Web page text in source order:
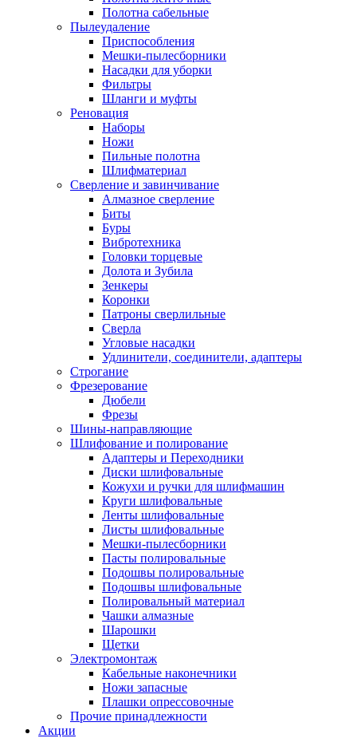
Полотна сабельные
Пылеудаление
Приспособления
Мешки-пылесборники
Насадки для уборки
Фильтры
Шланги и муфты
Реновация
Наборы
Ножи
Пильные полотна
Шлифматериал
Сверление и завинчивание
Алмазное сверление
Биты
Буры
Вибротехника
Головки торцевые
Долота и Зубила
Зенкеры
Коронки
Патроны сверлильные
Сверла
Угловые насадки
Удлинители, соединители, адаптеры
Строгание
Фрезерование
Дюбели
Фрезы
Шины-направляющие
Шлифование и полирование
Адаптеры и Переходники
Диски шлифовальные
Кожухи и ручки для шлифмашин
Круги шлифовальные
Ленты шлифовальные
Листы шлифовальные
Мешки-пылесборники
Пасты полировальные
Подошвы полировальные
Подошвы шлифовальные
Полировальный материал
Чашки алмазные
Шарошки
Щетки
Электромонтаж
Кабельные наконечники
Ножи запасные
Плашки опрессовочные
Прочие принадлежности
Акции